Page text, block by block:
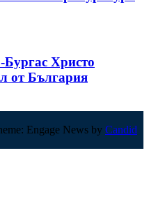
Христо
от България
Engage News by Candid